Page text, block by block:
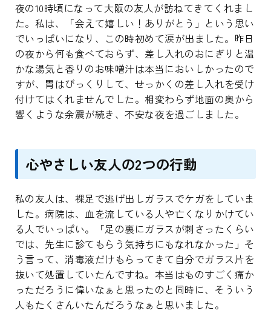
夜の10時頃になって大阪の友人が訪ねてきてくれまし
た。私は、「会えて嬉しい！ありがとう」という思い
でいっぱいになり、この時初めて涙が出ました。昨日
の夜から何も食べておらず、差し入れのおにぎりと温
かな湯気と香りのお味噌汁は本当においしかったので
すが、胃はびっくりして、せっかくの差し入れを受け
付けてはくれませんでした。相変わらず地面の奥から
響くような余震が続き、不安な夜を過ごしました。
心やさしい友人の2つの行動
私の友人は、裸足で逃げ出しガラスでケガをしていま
した。病院は、血を流している人や亡くなりかけてい
る人でいっぱい。「足の裏にガラスが刺さったくらい
では、先生に診てもらう気持ちにもなれなかった」そ
う言って、消毒液だけもらってきて自分でガラス片を
抜いて処置していたんですね。本当はものすごく痛か
っただろうに偉いなぁと思ったのと同時に、そういう
人もたくさんいたんだろうなぁと思いました。